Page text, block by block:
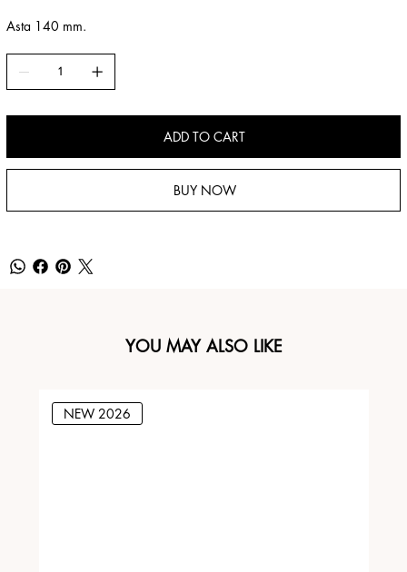
Asta 140 mm.
ADD TO CART
BUY NOW
YOU MAY ALSO LIKE
NEW 2026